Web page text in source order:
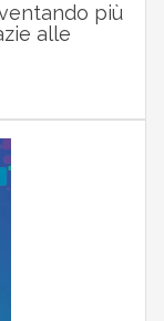
più
alle